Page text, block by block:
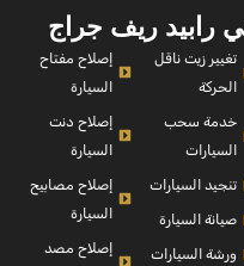
رابيد ريف جراج
تغيير زيت ناقل
الحركة
خدمة سحب
السيارات
تنجيد السيارات
صيانة السيارة
ورشة السيارات
إصلاح مفتاح
السيارة
إصلاح دنت
السيارة
إصلاح مصابيح
السيارة
إصلاح مصد